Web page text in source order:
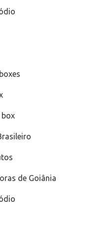
de Goiânia